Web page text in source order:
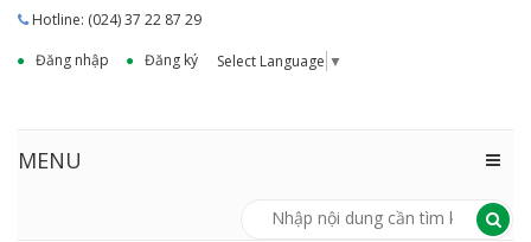
Hotline: (024) 37 22 87 29
Đăng nhập
Đăng ký Select Language ▼
MENU